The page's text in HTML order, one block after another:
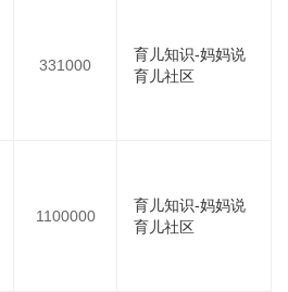
331000
育儿知识-妈妈说
育儿社区
1100000
育儿知识-妈妈说
育儿社区